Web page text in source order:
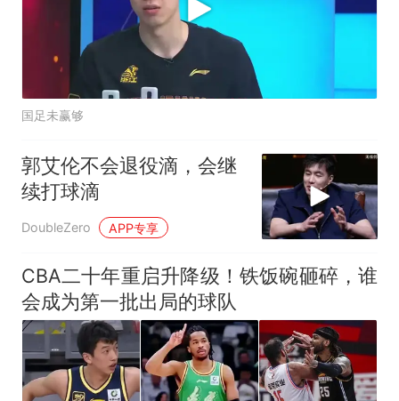
国足未赢够
郭艾伦不会退役滴，会继
续打球滴
DoubleZero APP专享
CBA二十年重启升降级！铁饭碗砸碎，谁
会成为第一批出局的球队